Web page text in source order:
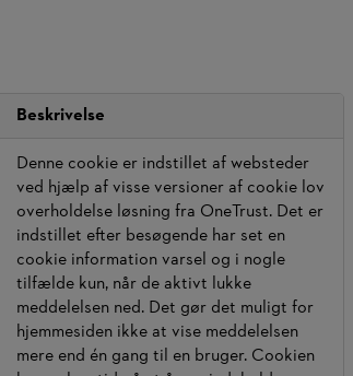
Beskrivelse
Denne cookie er indstillet af websteder
ved hjælp af visse versioner af cookie lov
overholdelse løsning fra OneTrust. Det er
indstillet efter besøgende har set en
cookie information varsel og i nogle
tilfælde kun, når de aktivt lukke
meddelelsen ned. Det gør det muligt for
hjemmesiden ikke at vise meddelelsen
mere end én gang til en bruger. Cookien